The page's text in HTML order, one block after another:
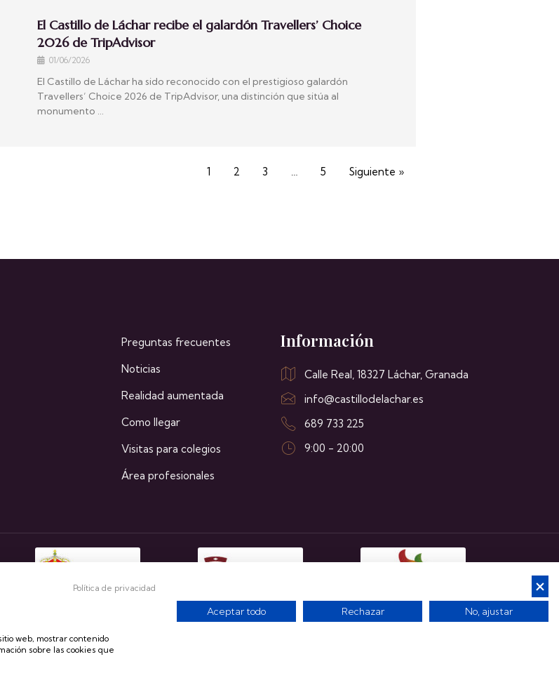
El Castillo de Láchar recibe el galardón Travellers’ Choice
2026 de TripAdvisor
01/06/2026
El Castillo de Láchar ha sido reconocido con el prestigioso galardón
Travellers’ Choice 2026 de TripAdvisor, una distinción que sitúa al
monumento …
1 2 3 … 5 Siguiente »
Preguntas frecuentes
Noticias
Realidad aumentada
Como llegar
Visitas para colegios
Área profesionales
Información
Calle Real, 18327 Láchar, Granada
info@castillodelachar.es
689 733 225
9:00 - 20:00
Política de privacidad
web, mostrar contenido
sobre las cookies que
Aceptar todo Rechazar No, ajustar